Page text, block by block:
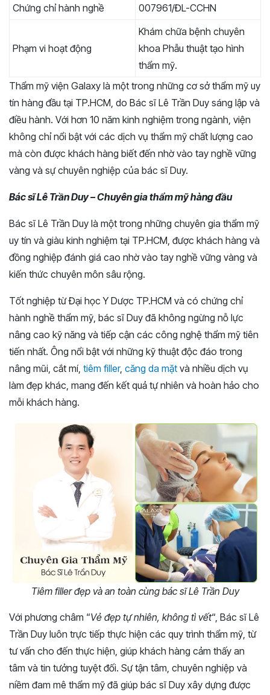
Chứng chỉ hành nghề
007961/ĐL-CCHN
Phạm vi hoạt động
Khám chữa bệnh chuyên
khoa Phẫu thuật tạo hình
thẩm mỹ.
Thẩm mỹ viện Galaxy là một trong những cơ sở thẩm mỹ uy
tín hàng đầu tại TP.HCM, do Bác sĩ Lê Trần Duy sáng lập và
điều hành. Với hơn 10 năm kinh nghiệm trong ngành, viện
không chỉ nổi bật với các dịch vụ thẩm mỹ chất lượng cao
mà còn được khách hàng biết đến nhờ vào tay nghề vững
vàng và sự chuyên nghiệp của bác sĩ Duy.
Bác sĩ Lê Trần Duy – Chuyên gia thẩm mỹ hàng đầu
Bác sĩ Lê Trần Duy là một trong những chuyên gia thẩm mỹ
uy tín và giàu kinh nghiệm tại TP.HCM, được khách hàng và
đồng nghiệp đánh giá cao nhờ vào tay nghề vững vàng và
kiến thức chuyên môn sâu rộng.
Tốt nghiệp từ Đại học Y Dược TP.HCM và có chứng chỉ
hành nghề thẩm mỹ, bác sĩ Duy đã không ngừng nỗ lực
nâng cao kỹ năng và tiếp cận các công nghệ thẩm mỹ tiên
tiến nhất. Ông nổi bật với những kỹ thuật độc đáo trong
nâng mũi, cắt mí, tiêm filler, căng da mặt và nhiều dịch vụ
làm đẹp khác, mang đến kết quả tự nhiên và hoàn hảo cho
mỗi khách hàng.
Tiêm filler đẹp và an toàn cùng bác sĩ Lê Trần Duy
Với phương châm “Vẻ đẹp tự nhiên, không tì vết“, Bác sĩ Lê
Trần Duy luôn trực tiếp thực hiện các quy trình thẩm mỹ, từ
tư vấn cho đến thực hiện, giúp khách hàng cảm thấy an
tâm và tin tưởng tuyệt đối. Sự tận tâm, chuyên nghiệp và
niềm đam mê thẩm mỹ đã giúp bác sĩ Duy xây dựng được